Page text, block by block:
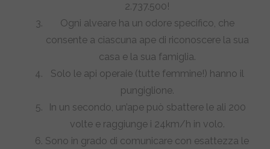
2.737.500!
Ogni alveare ha un odore specifico, che
consente a ciascuna ape di riconoscere la sua
casa e la sua famiglia.
Solo le api operaie (tutte femmine!) hanno il
pungiglione.
In un secondo, un’ape può sbattere le ali 200
volte e raggiunge i 24km/h in volo.
Sono in grado di comunicare con esattezza le